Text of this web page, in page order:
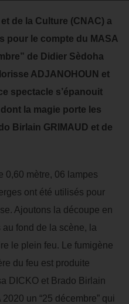
de la Culture (CNAC) a
pour le compte du MASA
de Didier Sèdoha
ADJANOHOUN et
spectacle s’épanouit
la magie porte les
Birlain GRIMAUD et de
0,60 mètre, 06 lampes
ont été utilisés pour
Ajoutons la découpe en
fond de la scène, la
le plein feu. Le fumigène
du feu est produite
DICKO et Brado Birlain
un “25 décembre” qui